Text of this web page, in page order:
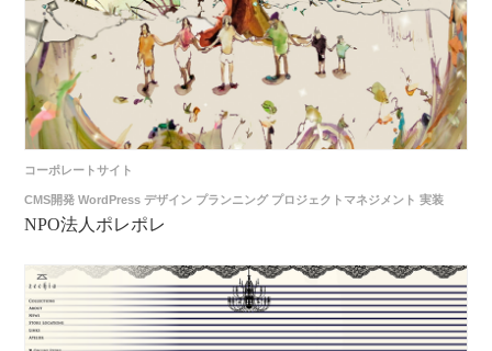
コーポレートサイト
CMS開発 WordPress デザイン プランニング プロジェクトマネジメント 実装
NPO法人ポレポレ